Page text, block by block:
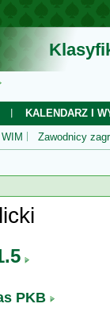
KALENDARZ I
Zawodnicy
PKB